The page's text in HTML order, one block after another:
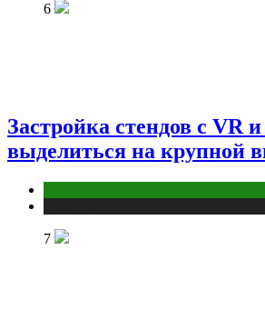
6
Застройка стендов с VR
выделиться на крупной
7